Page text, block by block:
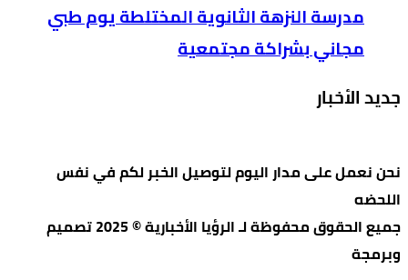
مدرسة النزهة الثانوية المختلطة يوم طبي
مجاني بشراكة مجتمعية
جديد الأخبار
نحن نعمل على مدار اليوم لتوصيل الخبر لكم في نفس
اللحضه
جميع الحقوق محفوظة لـ الرؤيا الأخبارية © 2025 تصميم
وبرمجة